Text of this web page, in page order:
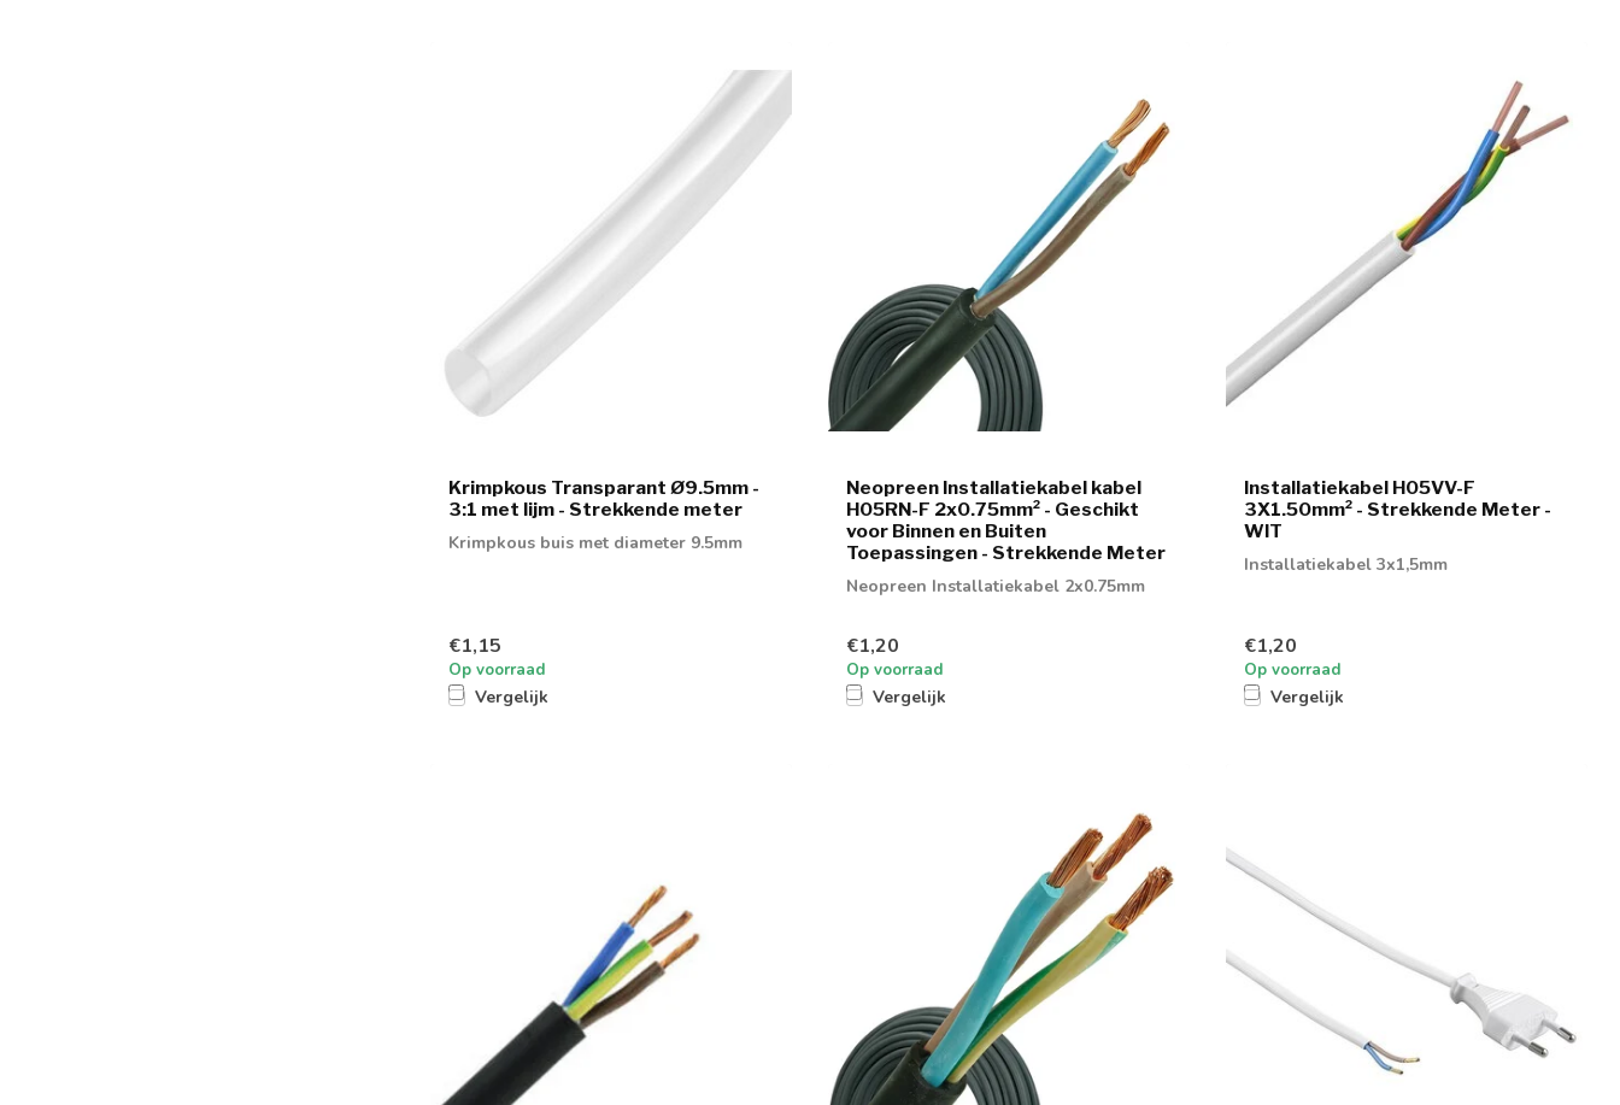
Krimpkous Transparant Ø9.5mm -
3:1 met lijm - Strekkende meter
Krimpkous buis met diameter 9.5mm
€1,15
Op voorraad
Vergelijk
Neopreen Installatiekabel kabel
H05RN-F 2x0.75mm² - Geschikt
voor Binnen en Buiten
Toepassingen - Strekkende Meter
Neopreen Installatiekabel 2x0.75mm
€1,20
Op voorraad
Vergelijk
Installatiekabel H05VV-F
3X1.50mm² - Strekkende Meter -
WIT
Installatiekabel 3x1,5mm
€1,20
Op voorraad
Vergelijk